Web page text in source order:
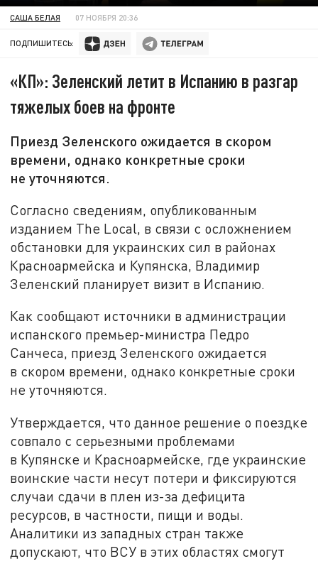
САША БЕЛАЯ 07 НОЯБРЯ 20:36
ПОДПИШИТЕСЬ:
«КП»: Зеленский летит в Испанию в разгар
тяжелых боев на фронте
Приезд Зеленского ожидается в скором
времени, однако конкретные сроки
не уточняются.
Согласно сведениям, опубликованным
изданием The Local, в связи с осложнением
обстановки для украинских сил в районах
Красноармейска и Купянска, Владимир
Зеленский планирует визит в Испанию.
Как сообщают источники в администрации
испанского премьер-министра Педро
Санчеса, приезд Зеленского ожидается
в скором времени, однако конкретные сроки
не уточняются.
Утверждается, что данное решение о поездке
совпало с серьезными проблемами
в Купянске и Красноармейске, где украинские
воинские части несут потери и фиксируются
случаи сдачи в плен из-за дефицита
ресурсов, в частности, пищи и воды.
Аналитики из западных стран также
допускают, что ВСУ в этих областях смогут